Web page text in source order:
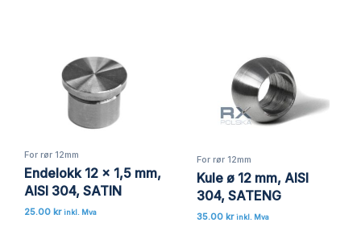
For rør 12mm
Endelokk 12 x 1,5 mm,
AISI 304, SATIN
25.00 kr inkl. Mva
For rør 12mm
Kule ø 12 mm, AISI
304, SATENG
35.00 kr inkl. Mva